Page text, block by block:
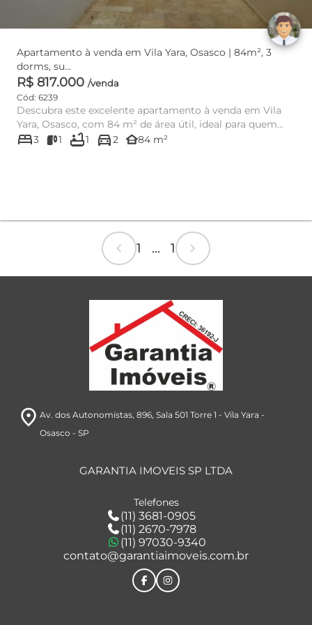
Apartamento à venda em Vila Yara, Osasco | 84m², 3
dorms, su...
R$ 817.000 /venda
Cód: 6239
Descubra este excelente apartamento à venda em Vila
Yara, Osasco, com 84 m² de área útil, ideal para quem
busca confort...
bed3 1 bathtub1 directions_car2 other_houses84 m²
chevron_left 1 ... 1 chevron_right
room Av. dos Autonomistas, 896, Sala 501 Torre 1 - Vila Yara -
Osasco - SP
GARANTIA IMOVEIS SP LTDA
Telefones
(11) 3681-0905
(11) 2670-7978
(11) 97030-9340
contato@garantiaimoveis.com.br